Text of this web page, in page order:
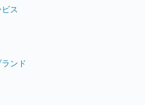
ス
ンド